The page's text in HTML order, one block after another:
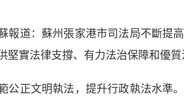
道：蘇州張家港市司法局不斷提高
堅實法律支撐、有力法治保障和優質
正文明執法，提升行政執法水準。